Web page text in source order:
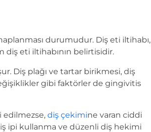
durumudur. Diş eti iltihabı,
diş eti iltihabının belirtisidir.
Diş plağı ve tartar birikmesi, diş
gibi faktörler de gingivitis
edilmezse, diş çekimine varan ciddi
ipi kullanma ve düzenli diş hekimi